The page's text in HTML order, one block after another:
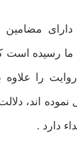
مضامین
ما رسیده
را علاوه
اند،
دارد .